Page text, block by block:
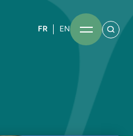
FR EN